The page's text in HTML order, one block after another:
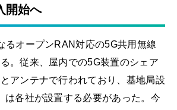
開始へ
るオープンRAN対応の5G共用無線
。従来、屋内での5G装置のシェア
アンテナで行われており、基地局設
は各社が設置する必要があった。今